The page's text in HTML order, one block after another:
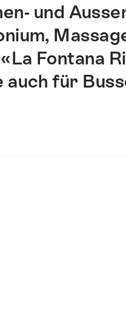
und
Fontana
auch für